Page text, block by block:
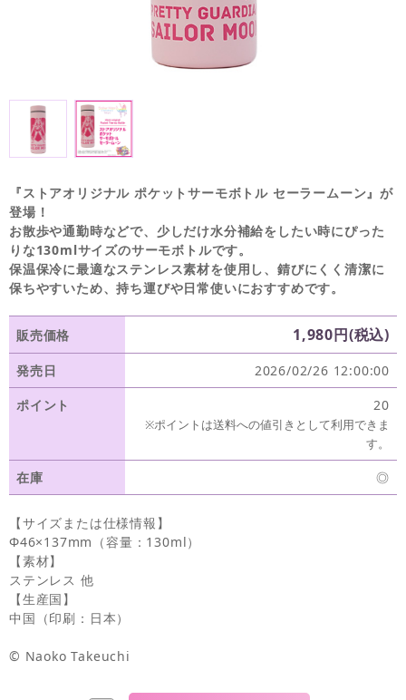
『ストアオリジナル ポケットサーモボトル セーラームーン』が
登場！
お散歩や通勤時などで、少しだけ水分補給をしたい時にぴった
りな130mlサイズのサーモボトルです。
保温保冷に最適なステンレス素材を使用し、錆びにくく清潔に
保ちやすいため、持ち運びや日常使いにおすすめです。
販売価格 1,980円(税込)
発売日
2026/02/26 12:00:00
ポイント
20
※ポイントは送料への値引きとして利用できま
す。
在庫 ◎
【サイズまたは仕様情報】
Φ46×137mm（容量：130ml）
【素材】
ステンレス 他
【生産国】
中国（印刷：日本）
© Naoko Takeuchi